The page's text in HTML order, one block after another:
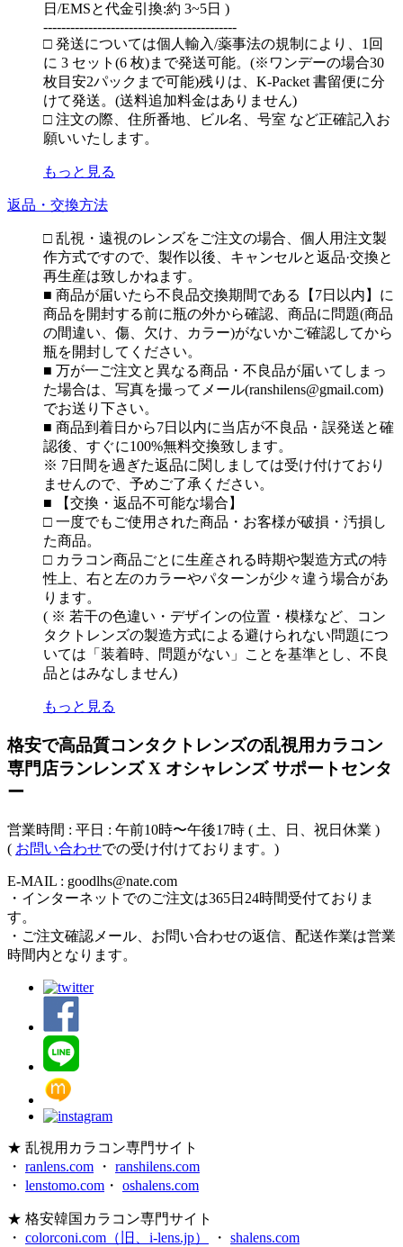
日/EMSと代金引換:約 3~5日 )
-------------------------------------------
□ 発送については個人輸入/薬事法の規制により、1回
に 3 セット(6 枚)まで発送可能。(※ワンデーの場合30
枚目安2パックまで可能)残りは、K-Packet 書留便に分
けて発送。(送料追加料金はありません)
□ 注文の際、住所番地、ビル名、号室 など正確記入お
願いいたします。
もっと見る
返品・交換方法
□ 乱視・遠視のレンズをご注文の場合、個人用注文製
作方式ですので、製作以後、キャンセルと返品·交換と
再生産は致しかねます。
■ 商品が届いたら不良品交換期間である【7日以内】に
商品を開封する前に瓶の外から確認、商品に問題(商品
の間違い、傷、欠け、カラー)がないかご確認してから
瓶を開封してください。
■ 万が一ご注文と異なる商品・不良品が届いてしまっ
た場合は、写真を撮ってメール(ranshilens@gmail.com)
でお送り下さい。
■ 商品到着日から7日以内に当店が不良品・誤発送と確
認後、すぐに100%無料交換致します。
※ 7日間を過ぎた返品に関しましては受け付けており
ませんので、予めご了承ください。
■ 【交換・返品不可能な場合】
□ 一度でもご使用された商品・お客様が破損・汚損し
た商品。
□ カラコン商品ごとに生産される時期や製造方式の特
性上、右と左のカラーやパターンが少々違う場合があ
ります。
( ※ 若干の色違い・デザインの位置・模様など、コン
タクトレンズの製造方式による避けられない問題につ
いては「装着時、問題がない」ことを基準とし、不良
品とはみなしません)
もっと見る
格安で高品質コンタクトレンズの乱視用カラコン
専門店ランレンズ X オシャレンズ サポートセンタ
ー
営業時間 : 平日 : 午前10時〜午後17時 ( 土、日、祝日休業 )
( お問い合わせでの受け付けております。)
E-MAIL : goodlhs@nate.com
・インターネットでのご注文は365日24時間受付ておりま
す。
・ご注文確認メール、お問い合わせの返信、配送作業は営業
時間内となります。
★ 乱視用カラコン専門サイト
・ ranlens.com ・ ranshilens.com
・ lenstomo.com ・ oshalens.com
★ 格安韓国カラコン専門サイト
・ colorconi.com（旧、i-lens.jp） ・ shalens.com